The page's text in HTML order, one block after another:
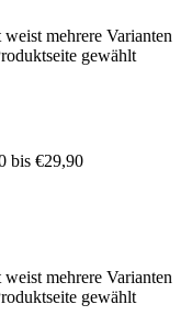
mehrere Varianten
gewählt
bis €29,90
mehrere Varianten
gewählt